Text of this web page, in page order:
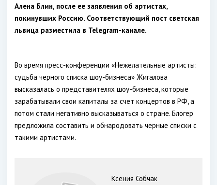
Алена Блин, после ее заявления об артистах,
покинувших Россию. Соответствующий пост светская
львица разместила в Telegram-канале.
Во время пресс-конференции «Нежелательные артисты:
судьба черного списка шоу-бизнеса» Жигалова
высказалась о представителях шоу-бизнеса, которые
зарабатывали свои капиталы за счет концертов в РФ, а
потом стали негативно высказываться о стране. Блогер
предложила составить и обнародовать черные списки с
такими артистами.
Ксения Собчак